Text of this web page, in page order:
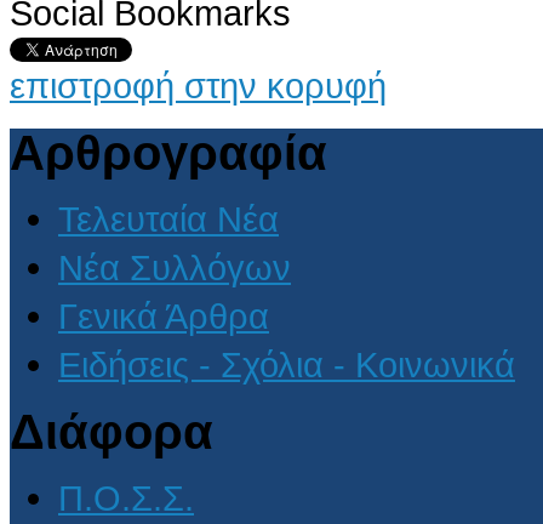
AdmirorGallery 4.5.0, author/s Vasiljevski& Kekeljevic
Social Bookmarks
επιστροφή στην κορυφή
Αρθρογραφία
Τελευταία Νέα
Νέα Συλλόγων
Γενικά Άρθρα
Ειδήσεις - Σχόλια - Κοινωνικά
Διάφορα
Π.Ο.Σ.Σ.